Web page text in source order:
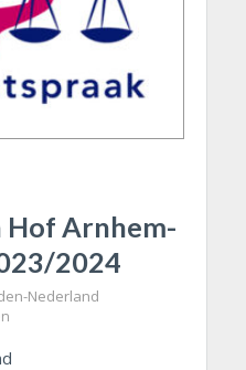
Hof Arnhem-
2024
Nederland